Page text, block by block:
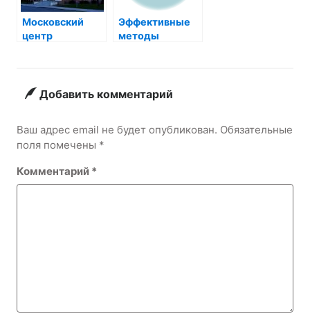
Московский
центр
тела и духа
Эффективные
методы
от ветеринаров
Добавить комментарий
Ваш адрес email не будет опубликован. Обязательные
поля помечены *
Комментарий *